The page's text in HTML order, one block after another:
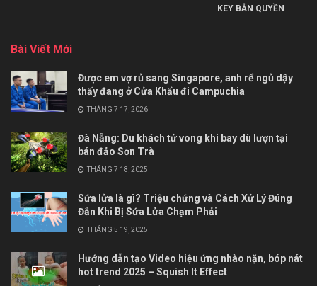
KEY BẢN QUYỀN
Bài Viết Mới
Được em vợ rủ sang Singapore, anh rể ngủ dậy
thấy đang ở Cửa Khẩu đi Campuchia
THÁNG 7 17, 2026
Đà Nẵng: Du khách tử vong khi bay dù lượn tại
bán đảo Sơn Trà
THÁNG 7 18, 2025
Sứa lửa là gì? Triệu chứng và Cách Xử Lý Đúng
Đắn Khi Bị Sứa Lửa Chạm Phải
THÁNG 5 19, 2025
Hướng dẫn tạo Video hiệu ứng nhào nặn, bóp nát
hot trend 2025 – Squish It Effect